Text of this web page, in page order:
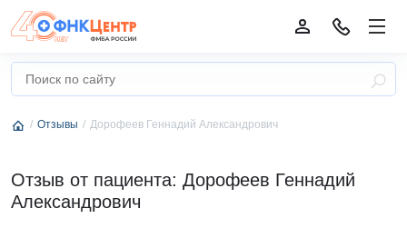
Отзывы Дорофеев Геннадий Александрович
Отзыв от пациента: Дорофеев Геннадий
Александрович